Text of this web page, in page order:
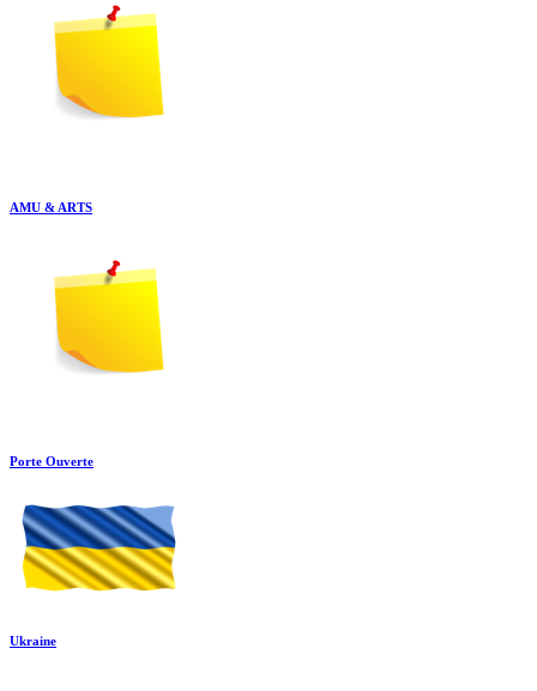
AMU & ARTS
Porte Ouverte
Ukraine